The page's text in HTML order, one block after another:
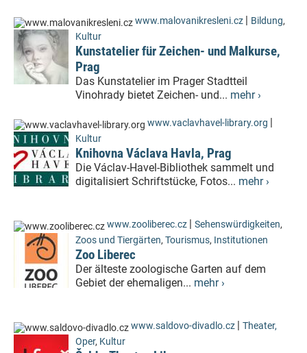
www.malovanikresleni.cz | Bildung,
Kultur
Kunstatelier für Zeichen- und Malkurse,
Prag
Das Kunstatelier im Prager Stadtteil
Vinohrady bietet Zeichen- und... mehr ›
www.vaclavhavel-library.org |
Kultur
Knihovna Václava Havla, Prag
Die Václav-Havel-Bibliothek sammelt und
digitalisiert Schriftstücke, Fotos... mehr ›
www.zooliberec.cz | Sehenswürdigkeiten,
Zoos und Tiergärten, Tourismus, Institutionen
Zoo Liberec
Der älteste zoologische Garten auf dem
Gebiet der ehemaligen... mehr ›
www.saldovo-divadlo.cz | Theater,
Oper, Kultur